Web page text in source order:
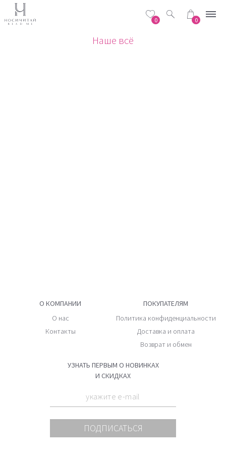
0 0
Наше всё
О КОМПАНИИ
О нас
Контакты
ПОКУПАТЕЛЯМ
Политика конфиденциальности
Доставка и оплата
Возврат и обмен
УЗНАТЬ ПЕРВЫМ О НОВИНКАХ
И СКИДКАХ
ПОДПИСАТЬСЯ